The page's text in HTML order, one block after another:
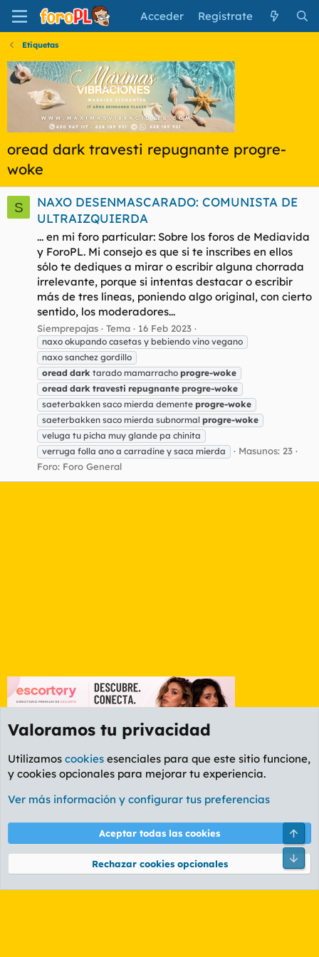
Acceder Regístrate
Etiquetas
oread dark travesti repugnante progre-
woke
S
NAXO DESENMASCARADO: COMUNISTA DE
ULTRAIZQUIERDA
... en mi foro particular: Sobre los foros de Mediavida
y ForoPL. Mi consejo es que si te inscribes en ellos
sólo te dediques a mirar o escribir alguna chorrada
irrelevante, porque si intentas destacar o escribir
más de tres líneas, poniendo algo original, con cierto
sentido, los moderadores...
Siemprepajas Tema 16 Feb 2023
naxo okupando casetas y bebiendo vino vegano
naxo sanchez gordillo
oread dark tarado mamarracho progre-woke
oread dark travesti repugnante progre-woke
saeterbakken saco mierda demente progre-woke
saeterbakken saco mierda subnormal progre-woke
veluga tu picha muy glande pa chinita
verruga folla ano a carradine y saca mierda
Masunos: 23
Foro: Foro General
Etiquetas
Cookies
PL OLDSTYLE AMARILLO
Términos y reglas Política de privacidad Ayuda
Community platform by XenForo® © 2010-2026 XenForo Ltd.
Valoramos tu privacidad
Utilizamos cookies esenciales para que este sitio funcione,
y cookies opcionales para mejorar tu experiencia.
Ver más información y configurar tus preferencias
Aceptar todas las cookies
Rechazar cookies opcionales
Pie